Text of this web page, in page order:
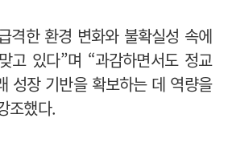
격한 환경 변화와 불확실성 속에
고 있다”며 “과감하면서도 정교
성장 기반을 확보하는 데 역량을
조했다.